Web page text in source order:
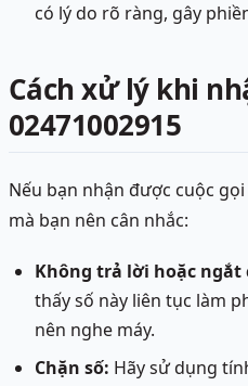
có lý do rõ ràng, gây
Cách xử lý khi
02471002915
Nếu bạn nhận được cuộc
mà bạn nên cân nhắc:
Không trả lời hoặc ngắt
thấy số này liên tục làm
nên nghe máy.
Chặn số: Hãy sử dụng